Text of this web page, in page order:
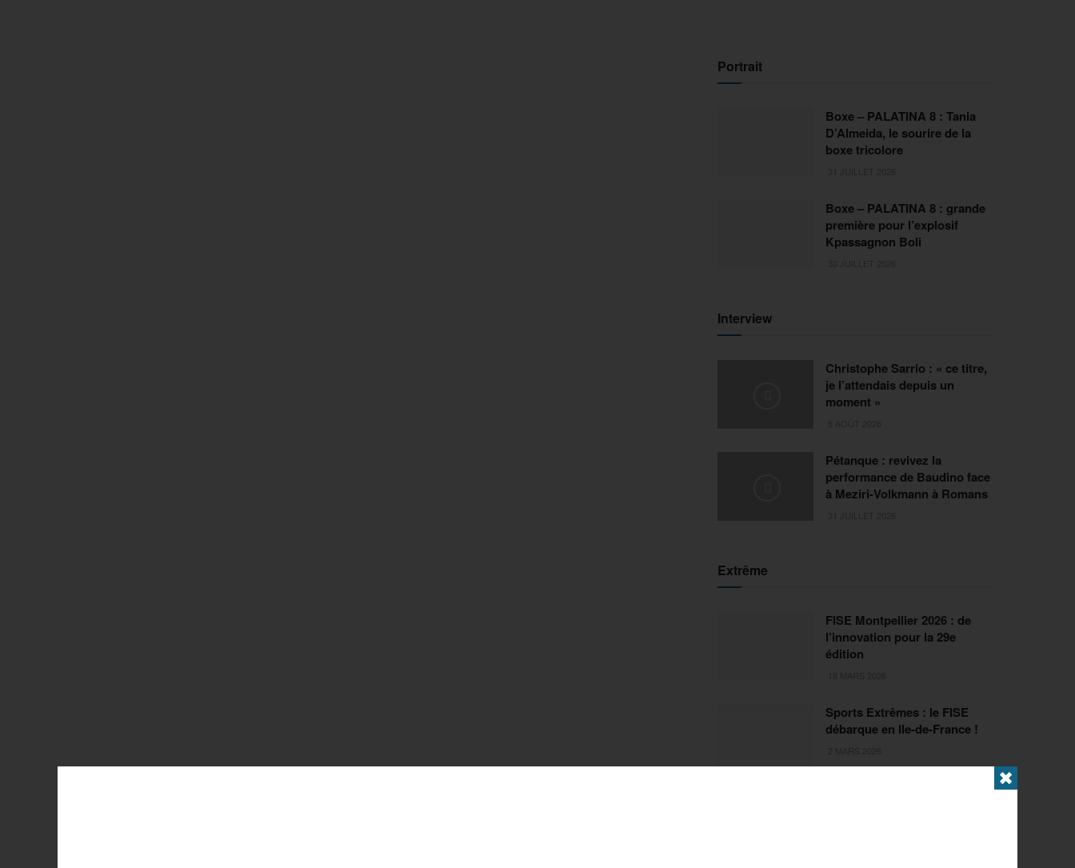
Portrait
Boxe – PALATINA 8 : Tania
D’Almeida, le sourire de la
boxe tricolore
Boxe – PALATINA 8 : grande
première pour l’explosif
Kpassagnon Boli
Interview
Christophe Sarrio : « ce titre,
je l’attendais depuis un
moment »
Pétanque : revivez la
performance de Baudino face
à Meziri-Volkmann à Romans
Extrême
FISE Montpellier 2026 : de
l’innovation pour la 29e
édition
Sports Extrêmes : le FISE
débarque en Ile-de-France !
✖